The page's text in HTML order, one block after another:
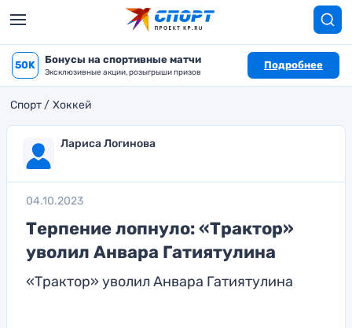
50K Бонусы на спортивные матчи
Эксклюзивные акции, розыгрыши призов
Подробнее
Спорт Хоккей
Лариса Логинова
04.10.2023
Терпение лопнуло: «Трактор»
уволил Анвара Гатиятулина
«Трактор» уволил Анвара Гатиятулина